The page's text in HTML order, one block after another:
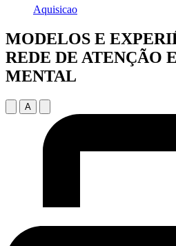
Aquisicao
MODELOS E
REDE DE ATENÇÃO
MENTAL
A